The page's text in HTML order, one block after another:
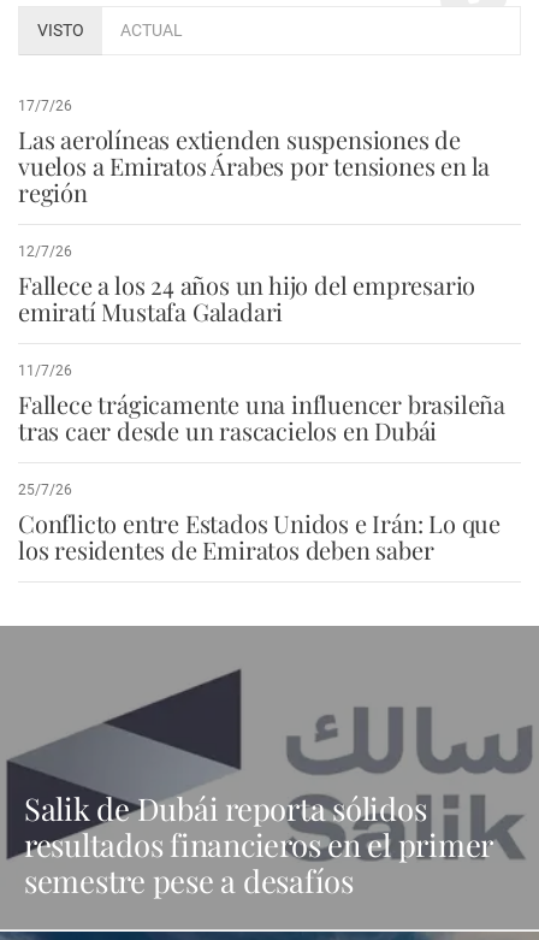
VISTO ACTUAL
17/7/26
Las aerolíneas extienden suspensiones de
vuelos a Emiratos Árabes por tensiones en la
región
12/7/26
Fallece a los 24 años un hijo del empresario
emiratí Mustafa Galadari
11/7/26
Fallece trágicamente una influencer brasileña
tras caer desde un rascacielos en Dubái
25/7/26
Conflicto entre Estados Unidos e Irán: Lo que
los residentes de Emiratos deben saber
Salik de Dubái reporta sólidos
resultados financieros en el primer
semestre pese a desafíos